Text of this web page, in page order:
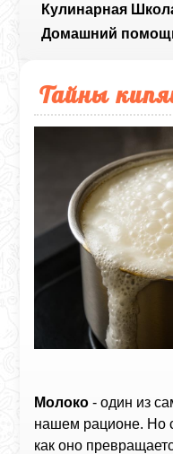
Кулинарная
Домашний
Тайны
Молоко - один из
нашем рационе. Но
как оно